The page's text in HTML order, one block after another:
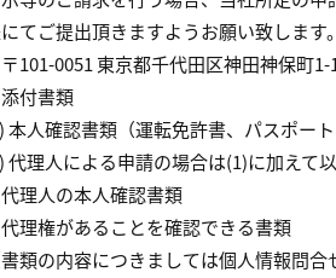
てご提出頂きますようお願い致します。
〒101-0051 東京都千代田区神田神保町
添付書類
本人確認書類（運転免許書、パスポー
代理人による申請の場合は(1)に加えて
代理人の本人確認書類
代理権があることを確認できる書類
書類の内容につきましては個人情報問